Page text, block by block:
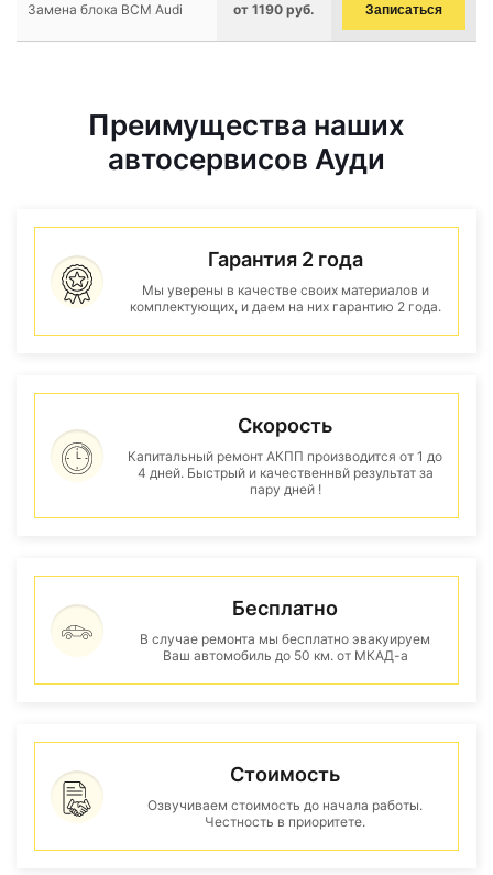
Замена блока BCM Audi от 1190 руб. Записаться
Преимущества наших
автосервисов Ауди
Гарантия 2 года
Мы уверены в качестве своих материалов и
комплектующих, и даем на них гарантию 2 года.
Скорость
Капитальный ремонт АКПП производится от 1 до
4 дней. Быстрый и качественнвй результат за
пару дней !
Бесплатно
В случае ремонта мы бесплатно эвакуируем
Ваш автомобиль до 50 км. от МКАД-а
Стоимость
Озвучиваем стоимость до начала работы.
Честность в приоритете.